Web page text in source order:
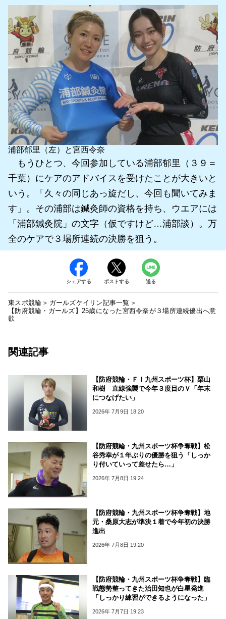
浦部郁里（左）と宮西令奈
もうひとつ、今回参加している浦部郁里（３９＝
千葉）にケアのアドバイスを受けたことが大きいと
いう。「久々の同じあっ旋だし、今回も聞いてみま
す」。その浦部は鍼灸師の資格を持ち、ウエアには
「浦部鍼灸院」の文字（仮ですけど…浦部談）。万
全のケアで３場所連続の決勝を狙う。
シェアする ポストする 送る
東スポ競輪
ガールズケイリン記事一覧
【防府競輪・ガールズ】25歳になった宮西令奈が３場所連続優出へ意
欲
関連記事
【防府競輪・ＦⅠ九州スポーツ杯】栗山
和樹 直線強襲で今年３度目のＶ「年末
につなげたい」
2026年 7月9日 18:20
【防府競輪・九州スポーツ杯争奪戦】松
谷秀幸が１年ぶりの優勝を狙う「しっか
り付いていって差せたら…」
2026年 7月8日 19:24
【防府競輪・九州スポーツ杯争奪戦】地
元・桑原大志が準決１着で今年初の決勝
進出
2026年 7月8日 19:20
【防府競輪・九州スポーツ杯争奪戦】臨
戦態勢整ってきた治田知也が白星発進
「しっかり練習ができるようになった」
2026年 7月7日 19:23